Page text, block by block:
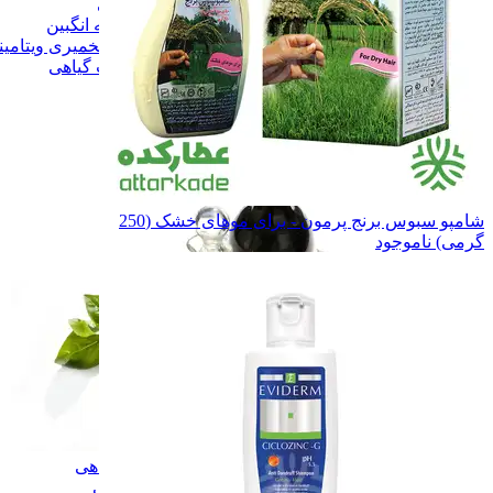
آب زرشک طبیعی آب زرشک طبیعی
سرکه و سرکه انگبین سرکه و سرکه انگبین
نوشیدنی تخمیری ویتامینه نوشیدنی تخمیری
همه دسته بندی های گلاب و عرقیات گیاهی
گلاب و عرقیات گیاهی
گلاب و عرقیات گیاهی
روغن های درمانی
روغن های درمانی
شامپو سبوس برنج پرمون - برای موهای خشک (250
گرمی) ناموجود